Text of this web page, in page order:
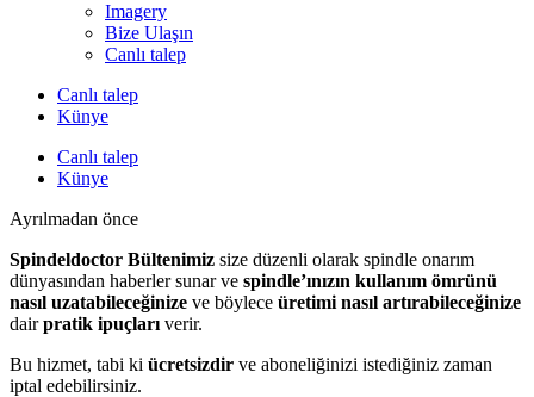
Imagery
Bize Ulaşın
Canlı talep
Canlı talep
Künye
Canlı talep
Künye
Ayrılmadan önce
Spindeldoctor Bültenimiz size düzenli olarak spindle onarım
dünyasından haberler sunar ve spindle’ınızın kullanım ömrünü
nasıl uzatabileceğinize ve böylece üretimi nasıl artırabileceğinize
dairpratik ipuçları verir.
Bu hizmet, tabi ki ücretsizdir ve aboneliğinizi istediğiniz zaman
iptal edebilirsiniz.